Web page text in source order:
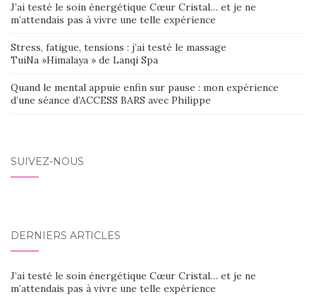
J’ai testé le soin énergétique Cœur Cristal… et je ne
m’attendais pas à vivre une telle expérience
Stress, fatigue, tensions : j’ai testé le massage
TuiNa »Himalaya » de Lanqi Spa
Quand le mental appuie enfin sur pause : mon expérience
d’une séance d’ACCESS BARS avec Philippe
SUIVEZ-NOUS
DERNIERS ARTICLES
J’ai testé le soin énergétique Cœur Cristal… et je ne
m’attendais pas à vivre une telle expérience